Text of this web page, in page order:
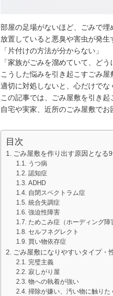
部屋の足場がないほど、ごみで埋
放置していると悪臭や害虫が発生
「片付けの方法が分からない」
「家族がごみを溜めていて、どう
こうした悩みを引き起こすごみ
適切に対処しないと、心だけでな
この記事では、ごみ屋敷を引き
自宅や実家、近所のごみ屋敷で
目次
ごみ屋敷を作り出す原因となる
うつ病
認知症
ADHD
自閉スペクトラム症
統合失調症
強迫性障害
ためこみ症（ホーディング障
セルフネグレクト
買い物依存症
ごみ屋敷になりやすいタイプ・
完璧主義
寂しがり屋
物への執着が強い
掃除が嫌い、汚い物に触りた